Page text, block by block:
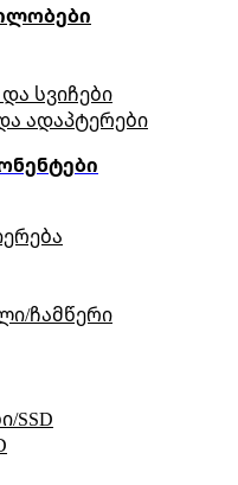
სვიჩები
ადაპტერები
ჩამწერი
SSD